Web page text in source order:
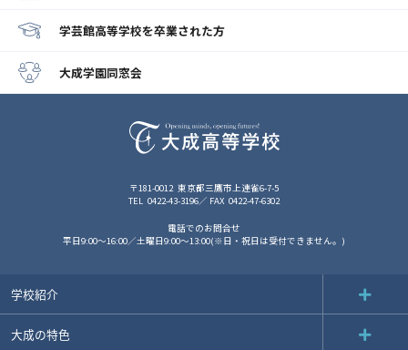
学芸館高等学校を卒業された方
大成学園同窓会
〒181-0012 東京都三鷹市上連雀6-7-5
TEL 0422-43-3196 FAX 0422-47-6302
電話でのお問合せ
平日9:00～16:00／土曜日9:00～13:00(※日・祝日は受付できません。)
学校紹介
大成の特色